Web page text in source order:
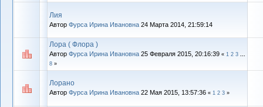
Лия
Автор Фурса Ирина Ивановна 24 Марта 2014, 21:59:14
Лора ( Флора )
Автор Фурса Ирина Ивановна 25 Февраля 2015, 20:16:39 « 1 2 3
8 »
Лорано
Автор Фурса Ирина Ивановна 22 Мая 2015, 13:57:36 « 1 2 3 »